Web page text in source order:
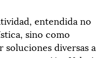
entendida no
sino como
diversas a